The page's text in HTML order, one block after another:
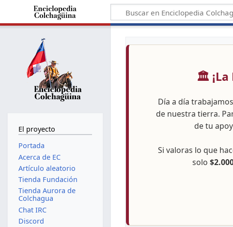
🏛️ ¡La
Día a día
de nuestra tierra.
de tu
Si valoras lo que
solo
El proyecto
Portada
Acerca de EC
Artículo aleatorio
Tienda Fundación
Tienda Aurora de
Colchagua
Chat IRC
Discord